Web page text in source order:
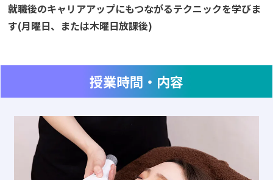
就職後のキャリアアップにもつながるテクニックを学びま
す(月曜日、または木曜日放課後)
授業時間・内容